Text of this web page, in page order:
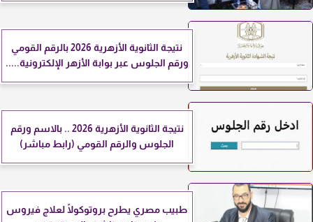
نتيجة الثانوية الأزهرية 2026 بالرقم القومي
ورقم الجلوس عبر بوابة الأزهر الإلكترونية.....
نتيجة الثانوية الأزهرية 2026 .. بالاسم ورقم
الجلوس والرقم القومي (رابط مباشر)
طبيب مصري يطرح بروتوكولًا لعلاج فيروس